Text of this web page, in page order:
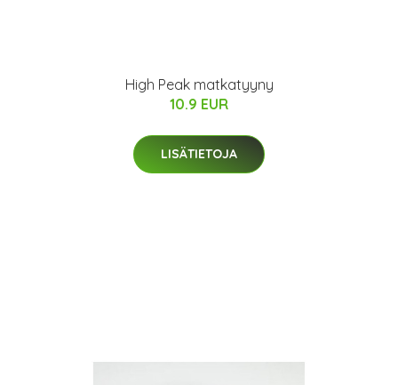
High Peak matkatyyny
10.9 EUR
LISÄTIETOJA